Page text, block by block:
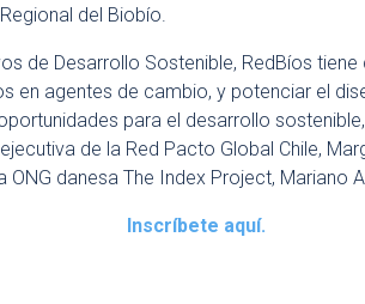
del Biobío.
de Desarrollo Sostenible, RedBíos
en agentes de cambio, y potenciar el
para el desarrollo
de la Red Pacto Global Chile,
ONG danesa The Index Project, Mariano
Inscríbete aquí.